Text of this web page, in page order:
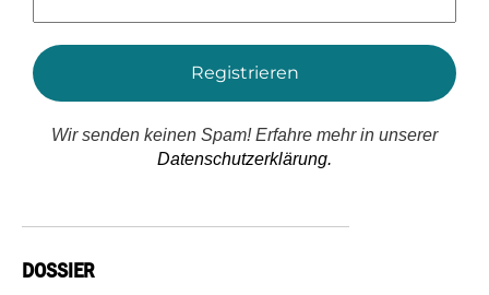
*
Wir senden keinen Spam! Erfahre mehr in unserer
Datenschutzerklärung.
DOSSIER